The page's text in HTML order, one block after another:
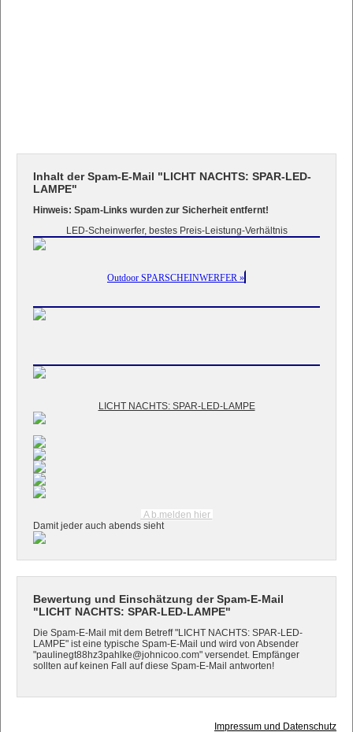
Inhalt der Spam-E-Mail "LICHT NACHTS: SPAR-LED-
LAMPE"
Hinweis: Spam-Links wurden zur Sicherheit entfernt!
LED-Scheinwerfer, bestes Preis-Leistung-Verhältnis
Outdoor SPARSCHEINWERFER »
LICHT NACHTS: SPAR-LED-LAMPE
A b.melden hier
Damit jeder auch abends sieht
Bewertung und Einschätzung der Spam-E-Mail
"LICHT NACHTS: SPAR-LED-LAMPE"
Die Spam-E-Mail mit dem Betreff "LICHT NACHTS: SPAR-LED-
LAMPE" ist eine typische Spam-E-Mail und wird von Absender
"paulinegt88hz3pahlke@johnicoo.com" versendet. Empfänger
sollten auf keinen Fall auf diese Spam-E-Mail antworten!
Impressum und Datenschutz